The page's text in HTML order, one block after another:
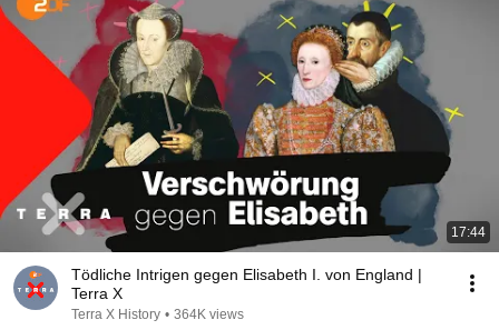
17:44
Tödliche Intrigen gegen Elisabeth I. von England |
Terra X
Terra X History • 364K views